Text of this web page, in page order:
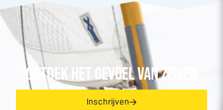
ONTDEK HET GEVOEL VAN ZEILEN
Inschrijven